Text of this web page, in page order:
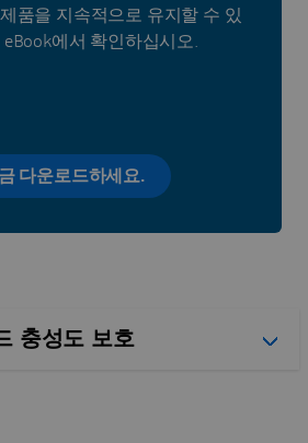
품을 지속적으로 유지할 수 있
eBook에서 확인하십시오.
다운로드하세요.